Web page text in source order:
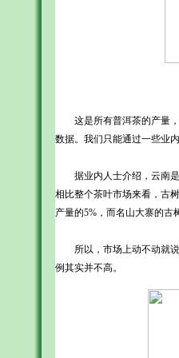
这是所有普洱茶的产量，
数据。我们只能通过一些业
据业内人士介绍，云南是
相比整个茶叶市场来看，古
产量的5%，而名山大寨的古
所以，市场上动不动就说
例其实并不高。